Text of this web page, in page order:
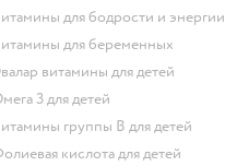
Витамины для бодрости и энергии
Витамины для беременных
Эвалар витамины для детей
Омега 3 для детей
Витамины группы В для детей
Фолиевая кислота для детей